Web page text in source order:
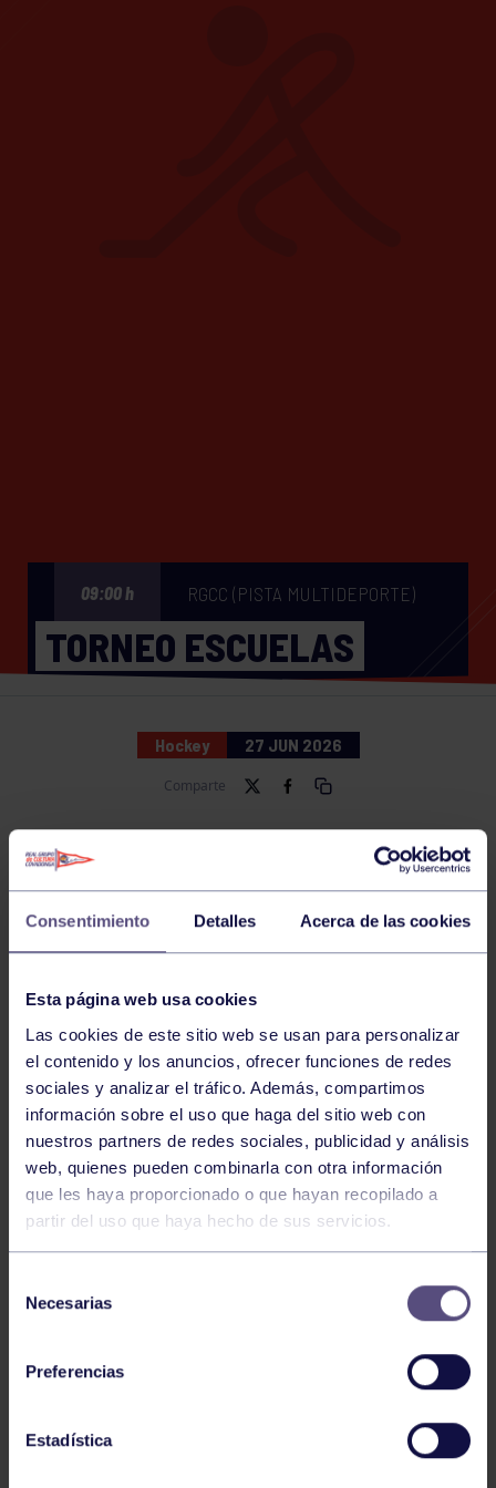
Consentimiento Detalles Acerca de las cookies
Esta página web usa cookies
Las cookies de este sitio web se usan para personalizar
el contenido y los anuncios, ofrecer funciones de redes
sociales y analizar el tráfico. Además, compartimos
información sobre el uso que haga del sitio web con
nuestros partners de redes sociales, publicidad y análisis
web, quienes pueden combinarla con otra información
que les haya proporcionado o que hayan recopilado a
partir del uso que haya hecho de sus servicios.
Necesarias
Preferencias
Estadística
09:00 h RGCC (PISTA MULTIDEPORTE)
TORNEO ESCUELAS
Hockey 27 JUN 2026
Comparte
NOTICIAS RELACIONADAS
Hockey 28 Jul 2026
ÓSCAR PALOMERO, RUMBO AL
MUNDIAL